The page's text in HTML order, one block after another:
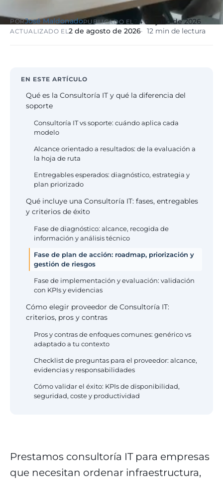
Evolución
eólico
Sanidad y
Sector
diputaciones,
industria
GxP, AEMPS, ISO
13485, entornos
PORJosé MaldonadoPUBLICADO EL 24 de julio de 2026
ACTUALIZADO EL2 de agosto de 2026 12 min de lectura
EN ESTE ARTÍCULO
Qué es la Consultoría IT y qué la diferencia del
soporte
Consultoría IT vs soporte: cuándo aplica cada
modelo
Alcance orientado a resultados: de la evaluación a
la hoja de ruta
Entregables esperados: diagnóstico, estrategia y
plan priorizado
Qué incluye una Consultoría IT: fases, entregables
y criterios de éxito
Fase de diagnóstico: alcance, recogida de
información y análisis técnico
Fase de plan de acción: roadmap, priorización y
gestión de riesgos
Fase de implementación y evaluación: validación
con KPIs y evidencias
Cómo elegir proveedor de Consultoría IT:
criterios, pros y contras
Pros y contras de enfoques comunes: genérico vs
adaptado a tu contexto
Checklist de preguntas para el proveedor: alcance,
evidencias y responsabilidades
Cómo validar el éxito: KPIs de disponibilidad,
seguridad, coste y productividad
Prestamos consultoría IT para empresas
que necesitan ordenar infraestructura,